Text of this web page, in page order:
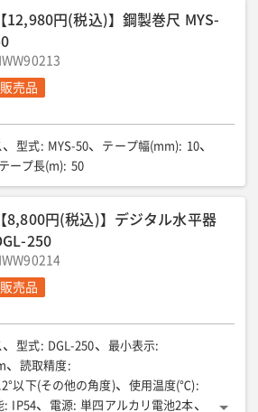
【12,980円(税込)】鋼製巻尺 MYS-
販売品
型式: MYS-50 テープ幅(mm): 10
テープ長(m): 50
【8,800円(税込)】デジタル水平器
250
販売品
型式: DGL-250 最小表示:
読取精度 :
以下(その他の角度)
使用温度(℃):
: IP54 電源: 単四アルカリ電池2本